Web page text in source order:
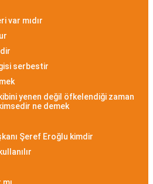
var mıdır
serbestir
yenen değil öfkelendiği zaman
ne demek
Şeref Eroğlu kimdir